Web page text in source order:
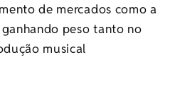
de mercados como a
peso tanto no
musical